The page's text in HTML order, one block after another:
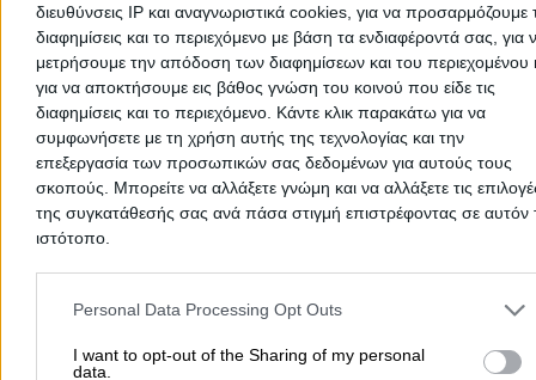
διευθύνσεις IP και αναγνωριστικά cookies, για να προσαρμόζουμε
διαφημίσεις και το περιεχόμενο με βάση τα ενδιαφέροντά σας, για
μετρήσουμε την απόδοση των διαφημίσεων και του περιεχομένου
για να αποκτήσουμε εις βάθος γνώση του κοινού που είδε τις
διαφημίσεις και το περιεχόμενο. Κάντε κλικ παρακάτω για να
συμφωνήσετε με τη χρήση αυτής της τεχνολογίας και την
επεξεργασία των προσωπικών σας δεδομένων για αυτούς τους
σκοπούς. Μπορείτε να αλλάξετε γνώμη και να αλλάξετε τις
της συγκατάθεσής σας ανά πάσα στιγμή επιστρέφοντας σε αυτόν
ιστότοπο.
Please note that this website/app uses one or more Google
and may gather and store information including but not limited to
to Google and its third-party tags to use your data for below
Personal Data Processing Opt Outs
I want to opt-out of the Sharing of my personal
data.
Add a Review